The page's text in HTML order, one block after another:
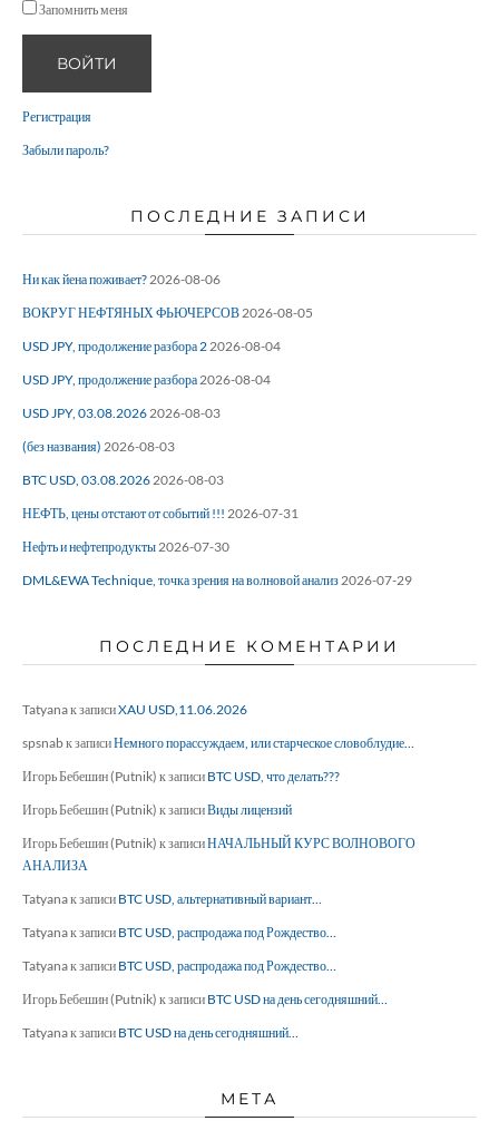
Запомнить меня
ВОЙТИ
Регистрация
Забыли пароль?
ПОСЛЕДНИЕ ЗАПИСИ
Ни как йена поживает?2026-08-06
ВОКРУГ НЕФТЯНЫХ ФЬЮЧЕРСОВ2026-08-05
USD JPY, продолжение разбора 22026-08-04
USD JPY, продолжение разбора2026-08-04
USD JPY, 03.08.20262026-08-03
(без названия) 2026-08-03
BTC USD, 03.08.20262026-08-03
НЕФТЬ, цены отстают от событий !!! 2026-07-31
Нефть и нефтепродукты2026-07-30
DML&EWA Technique, точка зрения на волновой анализ2026-07-29
ПОСЛЕДНИЕ КОМЕНТАРИИ
Tatyanaк записиXAU USD,11.06.2026
spsnabк записиНемного порассуждаем, или старческое словоблудие…
Игорь Бебешин (Putnik) к записи BTC USD, что делать???
Игорь Бебешин (Putnik) к записиВиды лицензий
Игорь Бебешин (Putnik) к записиНАЧАЛЬНЫЙ КУРС ВОЛНОВОГО
АНАЛИЗА
Tatyanaк записи BTC USD, альтернативный вариант…
Tatyanaк записи BTC USD, распродажа под Рождество…
Tatyanaк записи BTC USD, распродажа под Рождество…
Игорь Бебешин (Putnik) к записи BTC USD на день сегодняшний…
Tatyanaк записи BTC USD на день сегодняшний…
МЕТА